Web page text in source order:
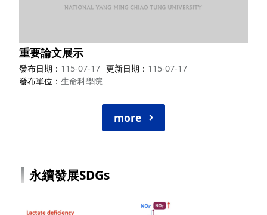
重要論文展示
發布日期 115-07-17 更新日期
115-07-17
發布單位
生命科學院
more
永續發展SDGs